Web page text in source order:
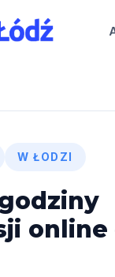
W ŁODZI
online